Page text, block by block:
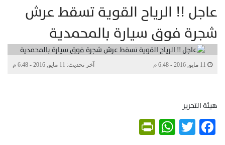
عاجل !! الرياح القوية تسقط عرش
شجرة فوق سيارة بالمحمدية
آخر تحديث: 11 مايو, 2016 - 6:48 م
هيئة التحرير
Facebook
Twitter
WhatsApp